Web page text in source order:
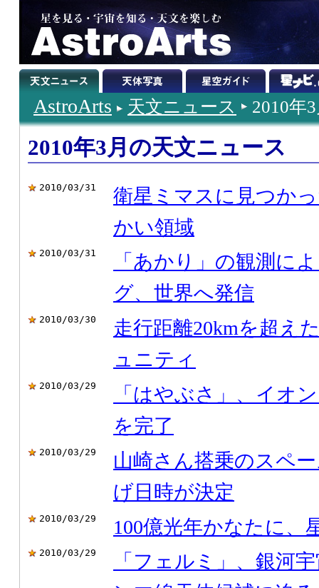
AstroArts 天文ニュース 2010年
2010年3月の天文ニュース
2010/03/31
衛星ミマスに見つか
かい領域
2010/03/31
「あかり」の観測に
グ、世界へ発信
2010/03/30
走行距離20kmを超え
ュニティ
2010/03/29
「はやぶさ」、イオ
を完了
2010/03/29
山崎さん搭乗のスペ
げ日時が決定
2010/03/29 100億光年かなたに、
2010/03/29
「フェルミ」、銀河